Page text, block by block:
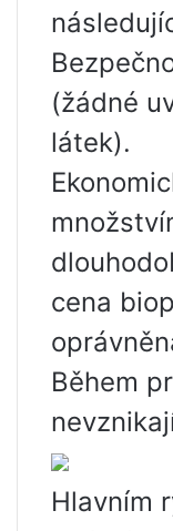
(žádné
látek).
cena
Během
Hlavním